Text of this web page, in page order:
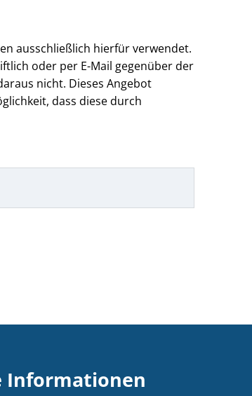
ausschließlich hierfür verwendet.
oder per E-Mail gegenüber der
nicht. Dieses Angebot
dass diese durch
Informationen